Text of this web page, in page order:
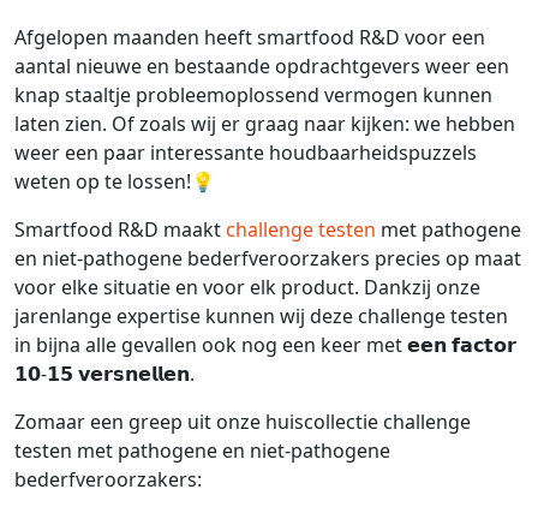
Afgelopen maanden heeft smartfood R&D voor een
aantal nieuwe en bestaande opdrachtgevers weer een
knap staaltje probleemoplossend vermogen kunnen
laten zien. Of zoals wij er graag naar kijken: we hebben
weer een paar interessante houdbaarheidspuzzels
weten op te lossen!💡
Smartfood R&D maaktchallenge testen met pathogene
en niet-pathogene bederfveroorzakers precies op maat
voor elke situatie en voor elk product. Dankzij onze
jarenlange expertise kunnen wij deze challenge testen
in bijna alle gevallen ook nog een keer met 𝗲𝗲𝗻 𝗳𝗮𝗰𝘁𝗼𝗿
𝟭𝟬-𝟭𝟱 𝘃𝗲𝗿𝘀𝗻𝗲𝗹𝗹𝗲𝗻.
Zomaar een greep uit onze huiscollectie challenge
testen met pathogene en niet-pathogene
bederfveroorzakers: